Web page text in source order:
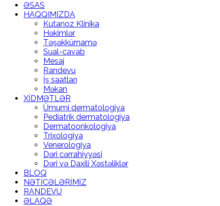
ƏSAS
HAQQIMIZDA
Kutanoz Klinika
Həkimlər
Təşəkkürnamə
Sual-cavab
Mesaj
Randevu
İş saatları
Məkan
XİDMƏTLƏR
Ümumi dermatologiya
Pediatrik dermatologiya
Dermatoonkologiya
Trixologiya
Venerologiya
Dəri cərrahiyyəsi
Dəri və Daxili Xəstəliklər
BLOQ
NƏTİCƏLƏRİMİZ
RANDEVU
ƏLAQƏ